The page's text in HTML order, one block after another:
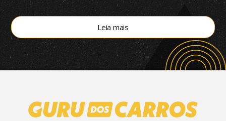
hoje fixado em R$ 200 mil
Leia mais